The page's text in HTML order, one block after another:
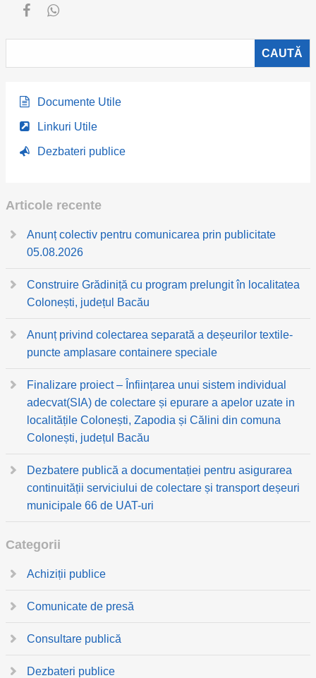
Documente Utile
Linkuri Utile
Dezbateri publice
Articole recente
Anunț colectiv pentru comunicarea prin publicitate
05.08.2026
Construire Grădiniță cu program prelungit în localitatea
Colonești, județul Bacău
Anunț privind colectarea separată a deșeurilor textile-
puncte amplasare containere speciale
Finalizare proiect – Înființarea unui sistem individual
adecvat(SIA) de colectare și epurare a apelor uzate in
localitățile Colonești, Zapodia și Călini din comuna
Colonești, județul Bacău
Dezbatere publică a documentației pentru asigurarea
continuității serviciului de colectare și transport deșeuri
municipale 66 de UAT-uri
Categorii
Achiziții publice
Comunicate de presă
Consultare publică
Dezbateri publice